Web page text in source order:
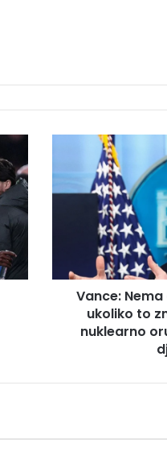
dogovora
s
da
Vance:
ukoliko to
nuklearno